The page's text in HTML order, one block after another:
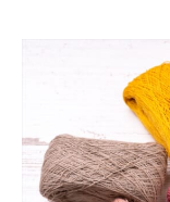
o
k
r
n
a
t